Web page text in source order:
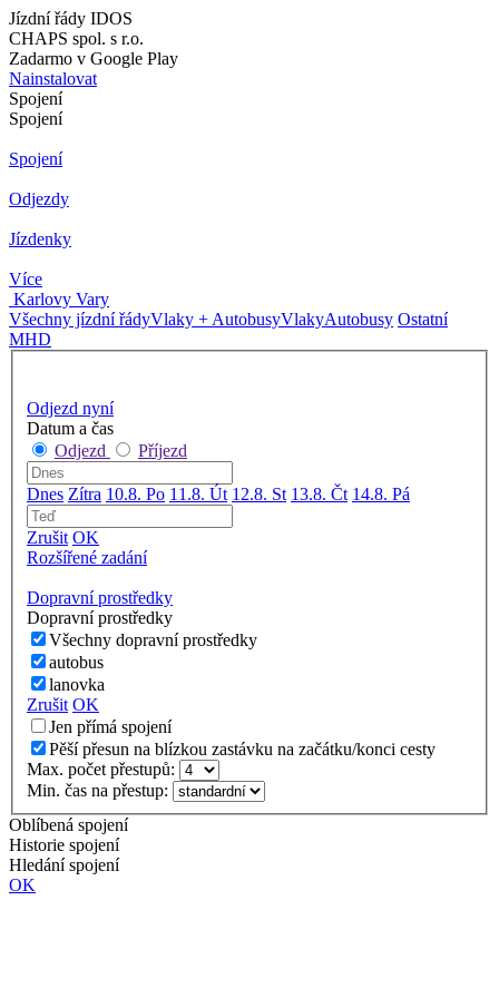
Jízdní řády IDOS
CHAPS spol. s r.o.
Zadarmo v Google Play
Nainstalovat
Spojení
Spojení
Spojení
Odjezdy
Jízdenky
Více
Karlovy Vary
Všechny jízdní řádyVlaky + AutobusyVlakyAutobusy Ostatní
MHD
Odjezd nyní
Datum a čas
Odjezd
Příjezd
Dnes Zítra 10.8. Po 11.8. Út 12.8. St 13.8. Čt 14.8. Pá
Zrušit OK
Rozšířené zadání
Dopravní prostředky
Dopravní prostředky
Všechny dopravní prostředky
autobus
lanovka
Zrušit OK
Jen přímá spojení
Pěší přesun na blízkou zastávku na začátku/konci cesty
Max. počet přestupů:
Min. čas na přestup:
Oblíbená spojení
Historie spojení
Hledání spojení
OK